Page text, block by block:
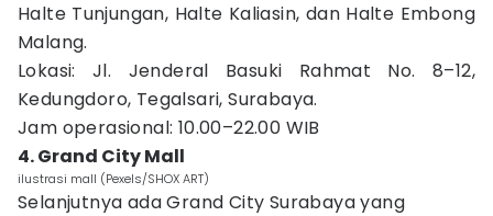
Halte Tunjungan, Halte Kaliasin, dan Halte Embong
Malang.
Lokasi: Jl. Jenderal Basuki Rahmat No. 8–12,
Kedungdoro, Tegalsari, Surabaya.
Jam operasional: 10.00–22.00 WIB
4. Grand City Mall
ilustrasi mall (Pexels/SHOX ART)
Selanjutnya ada Grand City Surabaya yang